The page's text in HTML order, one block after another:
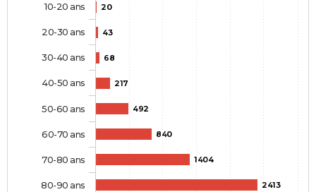
20
43
68
217
492
840
1404
2413
10-20 ans
20-30 ans
30-40 ans
40-50 ans
50-60 ans
60-70 ans
70-80 ans
80-90 ans